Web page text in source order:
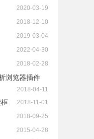
2020-03-19
2018-12-10
2019-03-04
2022-04-30
2018-02-28
浏览器插件
2018-04-11
2018-11-01
2018-09-25
2015-04-28